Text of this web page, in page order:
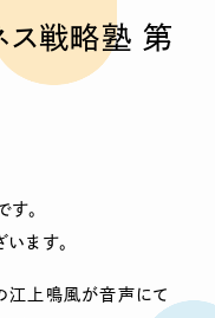
ス戦略塾 第
す。
ます。
江上鳴風が音声にて